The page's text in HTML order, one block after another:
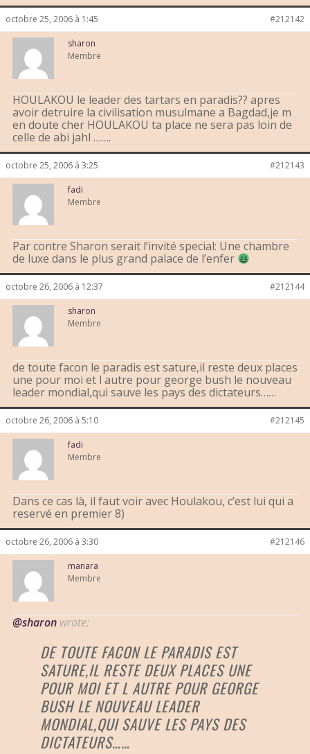
octobre 25, 2006 à 1:45 #212142
sharon
Membre
HOULAKOU le leader des tartars en paradis?? apres
avoir detruire la civilisation musulmane a Bagdad,je m
en doute cher HOULAKOU ta place ne sera pas loin de
celle de abi jahl …….
octobre 25, 2006 à 3:25 #212143
fadi
Membre
Par contre Sharon serait l’invité special: Une chambre
de luxe dans le plus grand palace de l’enfer
octobre 26, 2006 à 12:37 #212144
sharon
Membre
de toute facon le paradis est sature,il reste deux places
une pour moi et l autre pour george bush le nouveau
leader mondial,qui sauve les pays des dictateurs……
octobre 26, 2006 à 5:10 #212145
fadi
Membre
Dans ce cas là, il faut voir avec Houlakou, c’est lui qui a
reservé en premier 8)
octobre 26, 2006 à 3:30 #212146
manara
Membre
@sharon wrote:
DE TOUTE FACON LE PARADIS EST
SATURE,IL RESTE DEUX PLACES UNE
POUR MOI ET L AUTRE POUR GEORGE
BUSH LE NOUVEAU LEADER
MONDIAL,QUI SAUVE LES PAYS DES
DICTATEURS……